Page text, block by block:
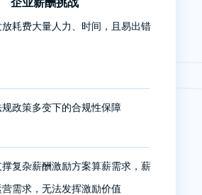
企业薪酬挑战
耗费大量人力、时间，且易出错
政策多变下的合规性保障
撑复杂薪酬激励方案算薪需求，薪
需求，无法发挥激励价值